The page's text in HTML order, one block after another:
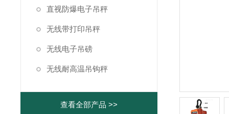
直视防爆电子吊秤
无线带打印吊秤
无线电子吊磅
无线耐高温吊钩秤
查看全部产品 >>